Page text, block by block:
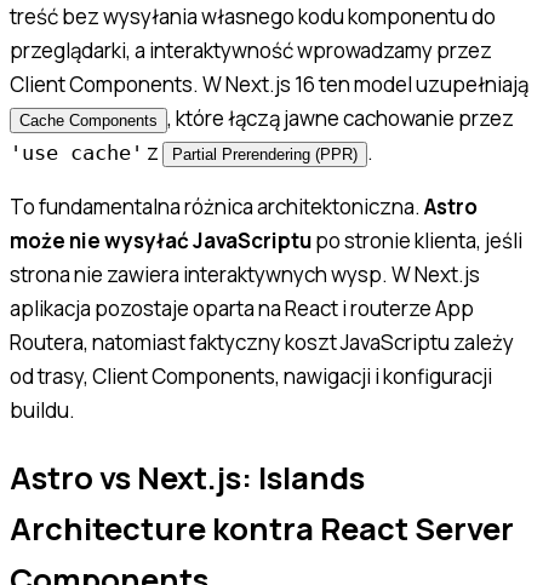
treść bez wysyłania własnego kodu komponentu do
przeglądarki, a interaktywność wprowadzamy przez
Client Components. W Next.js 16 ten model uzupełniają
Cache Components , które łączą jawne cachowanie przez
'use cache' z Partial Prerendering (PPR) .
To fundamentalna różnica architektoniczna. Astro
może nie wysyłać JavaScriptupo stronie klienta, jeśli
strona nie zawiera interaktywnych wysp. W Next.js
aplikacja pozostaje oparta na React i routerze App
Routera, natomiast faktyczny koszt JavaScriptu zależy
od trasy, Client Components, nawigacji i konfiguracji
buildu.
Astro vs Next.js: Islands
Architecture kontra React Server